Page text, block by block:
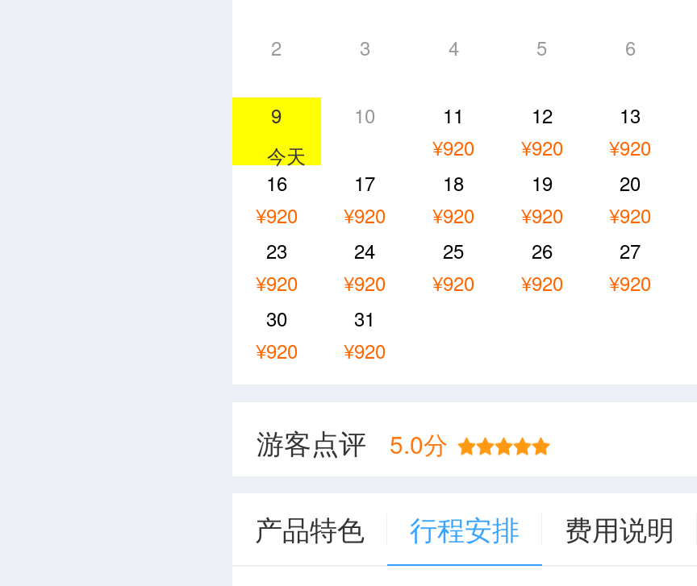
2 3 4 5 6
9 10
11
¥920
12
¥920
13
¥920
16
¥920
17
¥920
18
¥920
19
¥920
20
¥920
23
¥920
24
¥920
25
¥920
26
¥920
27
¥920
30
¥920
31
¥920
游客点评 5.0分
产品特色 行程安排 费用说明